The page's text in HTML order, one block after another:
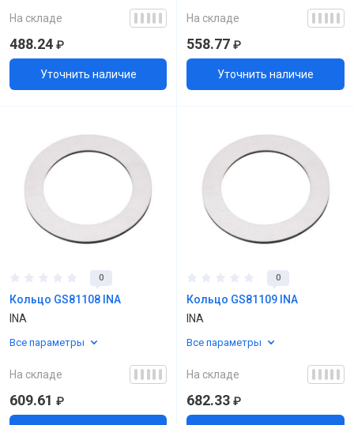
На складе
488.24 ₽
Уточнить наличие
На складе
558.77 ₽
Уточнить наличие
0
Кольцо GS81108 INA
INA
Все параметры
На складе
609.61 ₽
0
Кольцо GS81109 INA
INA
Все параметры
На складе
682.33 ₽